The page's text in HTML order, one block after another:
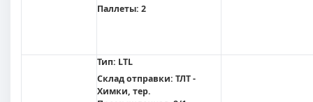
Паллеты: 2
Тип: LTL
Склад отправки: ТЛТ -
Химки, тер.